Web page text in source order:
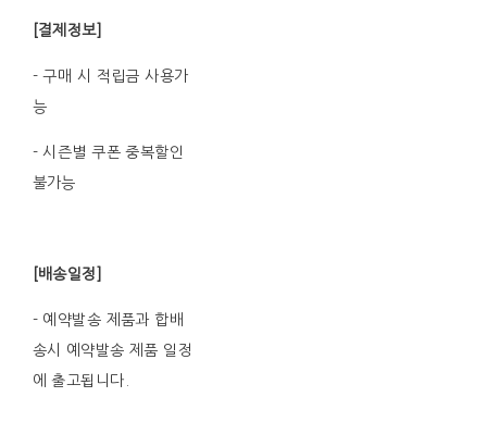
[결제정보]
- 구매 시 적립금 사용가
능
- 시즌별 쿠폰 중복할인
불가능
[배송일정]
- 예약발송 제품과 합배
송시 예약발송 제품 일정
에 출고됩니다.